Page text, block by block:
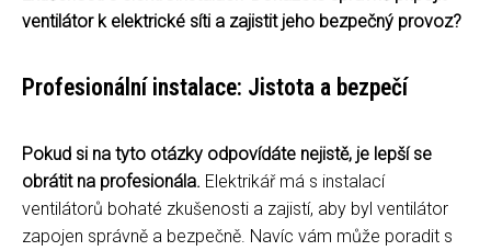
ventilátor k elektrické síti a zajistit jeho bezpečný provoz?
Profesionální instalace: Jistota a bezpečí
Pokud si na tyto otázky odpovídáte nejistě, je lepší se
obrátit na profesionála. Elektrikář má s instalací
ventilátorů bohaté zkušenosti a zajistí, aby byl ventilátor
zapojen správně a bezpečně. Navíc vám může poradit s